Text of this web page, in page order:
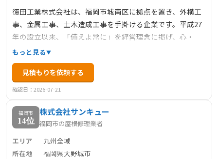
徳田工業株式会社は、福岡市城南区に拠点を置き、外構工
事、金属工事、土木造成工事を手掛ける企業です。平成27
年の設立以来、「備えよ常に」を経営理念に掲げ、心・
体・技の備えを重視し、お客様第一の姿勢で業務に取り組
んでいます。住宅、病院、マンション、テナントなど、多
岐にわたる分野での施工実績を持ち、快適で安全な生活空
間の提供を目指しています。経験豊富なスタッフが在籍
し、高品質なサービスを提供しています。
もっと見る
見積もりを依頼する
確認日：2026-07-21
福岡市
14位
株式会社サンキュー
福岡市の屋根修理業者
エリア
九州全域
所在地
福岡県大野城市